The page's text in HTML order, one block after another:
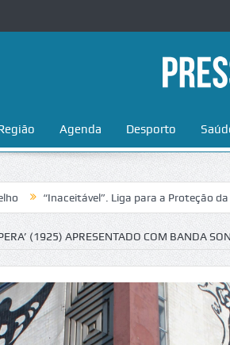
Agenda Desporto
Liga para a Proteção da
(1925) APRESENTADO COM BANDA